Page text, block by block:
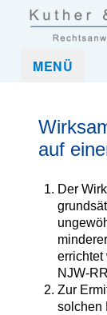
Kuther und
Kuther &
MENÜ
auf
Der
errichtet
NJW-
Zur
solchen